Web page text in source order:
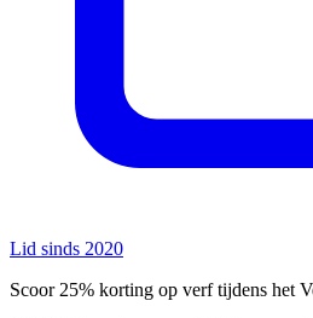
Lid sinds 2020
Scoor 25% korting op verf tijdens het